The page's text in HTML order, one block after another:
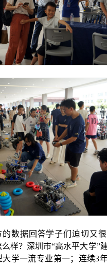
数据回答学子们迫切又很
样？深圳市“高水平大学”
大学一流专业第一；连续3